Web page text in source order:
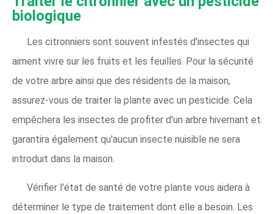
biologique
Les citronniers sont souvent infestés d'insectes qui
aiment vivre sur les fruits et les feuilles. Pour la sécurité
de votre arbre ainsi que des résidents de la maison,
assurez-vous de traiter la plante avec un pesticide. Cela
empêchera les insectes de profiter d'un arbre hivernant et
garantira également qu'aucun insecte nuisible ne sera
introduit dans la maison.
Vérifier l'état de santé de votre plante vous aidera à
déterminer le type de traitement dont elle a besoin. Les